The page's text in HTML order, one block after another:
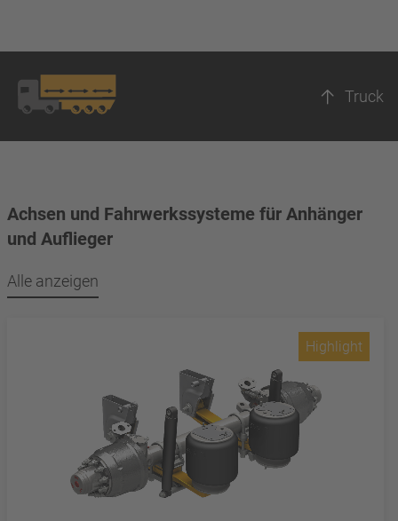
Truck
Achsen und Fahrwerkssysteme für Anhänger
und Auflieger
Alle anzeigen
Highlight